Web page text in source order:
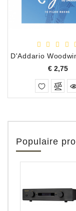
€ 2,75
Populaire